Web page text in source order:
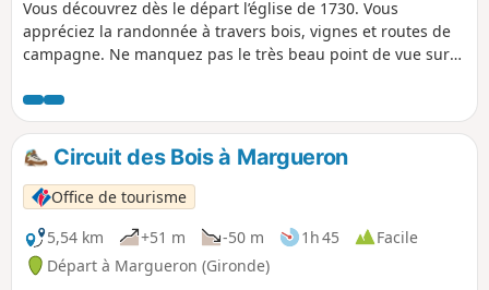
Vous découvrez dès le départ l’église de 1730. Vous
appréciez la randonnée à travers bois, vignes et routes de
campagne. Ne manquez pas le très beau point de vue sur
vous apercevez le lavoir et la fontaine du XVIIIème et dont
le puits est conservé depuis l’époque gallo-romaine.
Circuit des Bois à Margueron
Office de tourisme
5,54 km
+51 m -50 m 1h 45
Facile
Départ à Margueron (Gironde)